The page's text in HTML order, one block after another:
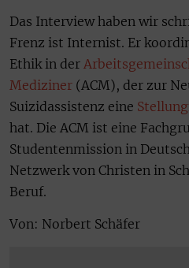
Das Interview haben wir
Frenz ist Internist. Er
Ethik in der
Mediziner (ACM), der zur
Suizidassistenz eine
hat. Die ACM ist eine
Studentenmission in
Netzwerk von Christen in
Beruf.
Von: Norbert Schäfer